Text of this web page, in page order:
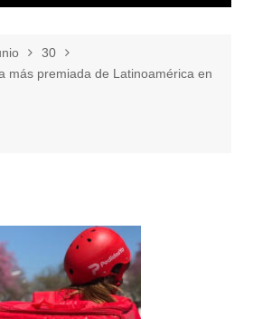
30
más premiada de Latinoamérica en